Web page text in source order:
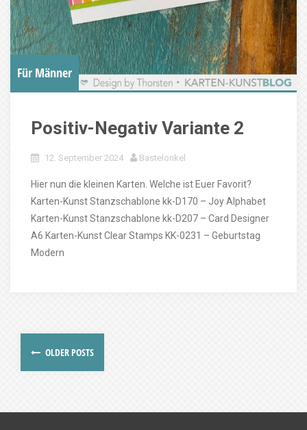
Für Männer
Positiv-Negativ Variante 2
12. September 2024 Bastelonkel
Hier nun die kleinen Karten. Welche ist Euer Favorit?
Karten-Kunst Stanzschablone kk-D170 – Joy Alphabet
Karten-Kunst Stanzschablone kk-D207 – Card Designer
A6 Karten-Kunst Clear Stamps KK-0231 – Geburtstag
Modern
OLDER POSTS